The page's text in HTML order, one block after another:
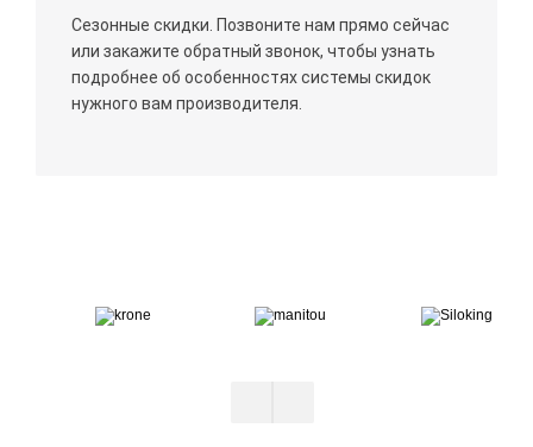
Сезонные скидки. Позвоните нам прямо сейчас
или закажите обратный звонок, чтобы узнать
подробнее об особенностях системы скидок
нужного вам производителя.